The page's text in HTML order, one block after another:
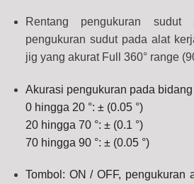
Rentang pengukuran
pengukuran sudut pada alat
jig yang akurat Full 360° range
Akurasi pengukuran pada bidang
0 hingga 20 °: ± (0.05 °)
20 hingga 70 °: ± (0.1 °)
70 hingga 90 °: ± (0.05 °)
Tombol: ON / OFF, pengukuran